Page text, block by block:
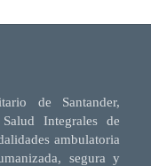
de Santander,
Integrales de
ambulatoria
segura y